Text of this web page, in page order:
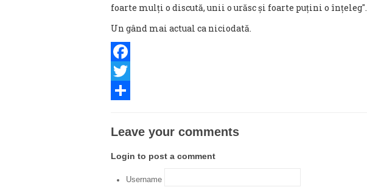
foarte mulți o discută, unii o urăsc și foarte puțini o înțeleg″.
Un gând mai actual ca niciodată.
Facebook
Twitter
Leave your comments
Login to post a comment
Username